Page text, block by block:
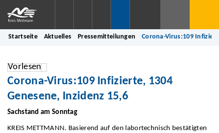
Startseite Aktuelles Pressemitteilungen Corona-Virus:109
Vorlesen
Corona-Virus:109 Infizierte, 1304
Genesene, Inzidenz 15,6
Sachstand am Sonntag
KREIS METTMANN. Basierend auf den labortechnisch bestätigten